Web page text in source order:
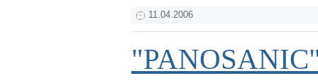
11.04.2006